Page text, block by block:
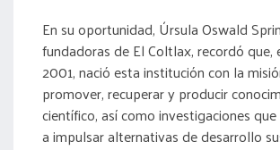
En su oportunidad, Úrsula Oswald
fundadoras de El Coltlax, recordó que,
2001, nació esta institución con la
promover, recuperar y producir
científico, así como investigaciones
a impulsar alternativas de desarrollo